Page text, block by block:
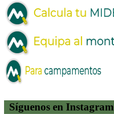
Síguenos en Instagram